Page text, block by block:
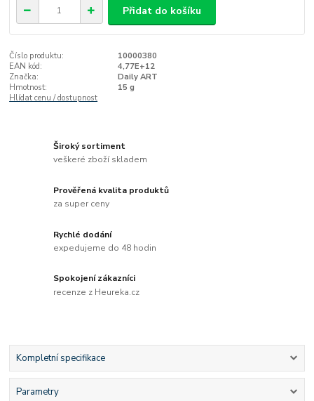
Přidat do košíku
Číslo produktu:
10000380
EAN kód:
4,77E+12
Značka:
Daily ART
Hmotnost:
15 g
Hlídat cenu / dostupnost
Široký sortiment
veškeré zboží skladem
Prověřená kvalita produktů
za super ceny
Rychlé dodání
expedujeme do 48 hodin
Spokojení zákazníci
recenze z Heureka.cz
Kompletní specifikace
Parametry